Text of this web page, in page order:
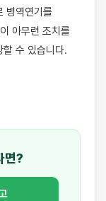
병역연기를
아무런 조치를
수 있습니다.
면?